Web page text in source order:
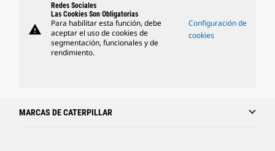
warning
Redes Sociales
Las Cookies Son Obligatorias
Para habilitar esta función, debe
aceptar el uso de cookies de
segmentación, funcionales y de
rendimiento.
Configuración de
cookies
MARCAS DE CATERPILLAR